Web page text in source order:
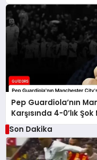
Pep Guardiola’nın
Karşısında 4-0’lık
Son Dakika